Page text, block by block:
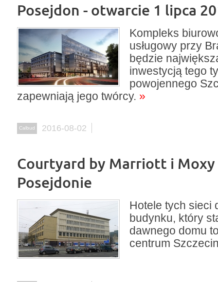
Posejdon - otwarcie 1 lipca
Kompleks
usługowy przy
będzie
inwestycją tego
powojennego
zapewniają jego twórcy. »
Calbud 2016-08-02
Courtyard by Marriott i Moxy
Posejdonie
Hotele tych sieci
budynku, który
dawnego domu
centrum